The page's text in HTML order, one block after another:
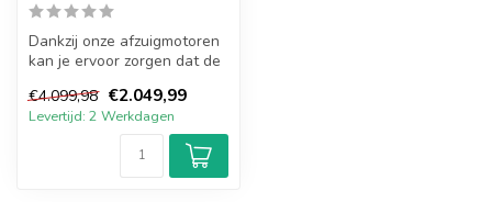
Dankzij onze afzuigmotoren
kan je ervoor zorgen dat de
€4.099,98 €2.049,99
Levertijd: 2 Werkdagen